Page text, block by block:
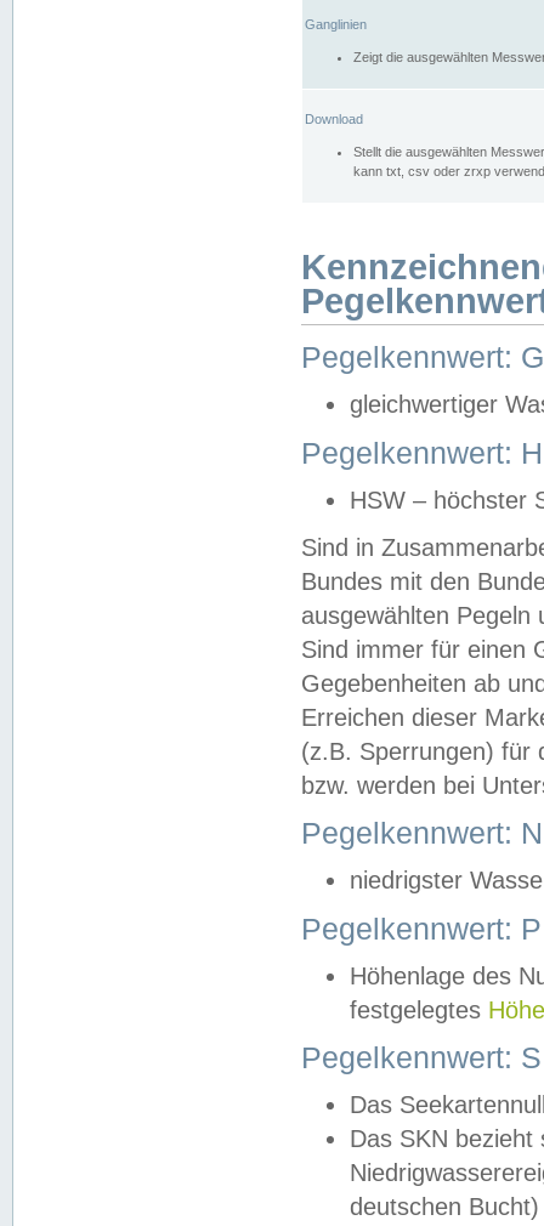
Ganglinien
Zeigt die ausgewählten
Download
Stellt die ausgewählten
kann txt, csv oder zrxp
Pegelkennwert:
gleichwertiger
Pegelkennwert:
HSW – höchster
Sind in
Bundes mit den
ausgewählten
Sind immer für einen
Gegebenheiten ab
Erreichen dieser
(z.B. Sperrungen) für
bzw. werden bei
Pegelkennwert:
niedrigster
Pegelkennwert:
Höhenlage des
festgelegtes
Pegelkennwert:
Das
Das SKN
deutschen